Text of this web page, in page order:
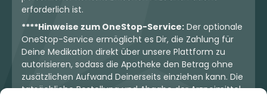
erforderlich ist.
****Hinweise zum OneStop-Service: Der optionale
OneStop-Service ermöglicht es Dir, die Zahlung für
Deine Medikation direkt über unsere Plattform zu
autorisieren, sodass die Apotheke den Betrag ohne
zusätzlichen Aufwand Deinerseits einziehen kann. Die
tatsächliche Bestellung und Abgabe der Arzneimittel